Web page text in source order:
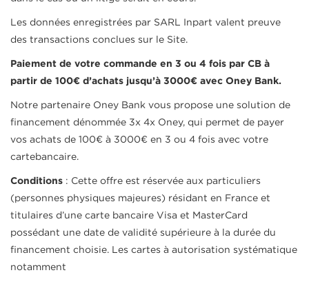
Les données enregistrées par SARL Inpart valent preuve
des transactions conclues sur le Site.
Paiement de votre commande en 3 ou 4 fois par CB à
partir de 100€ d’achats jusqu’à 3000€ avec Oney Bank.
Notre partenaire Oney Bank vous propose une solution de
financement dénommée 3x 4x Oney, qui permet de payer
vos achats de 100€ à 3000€ en 3 ou 4 fois avec votre
cartebancaire.
Conditions : Cette offre est réservée aux particuliers
(personnes physiques majeures) résidant en France et
titulaires d’une carte bancaire Visa et MasterCard
possédant une date de validité supérieure à la durée du
financement choisie. Les cartes à autorisation systématique
notamment